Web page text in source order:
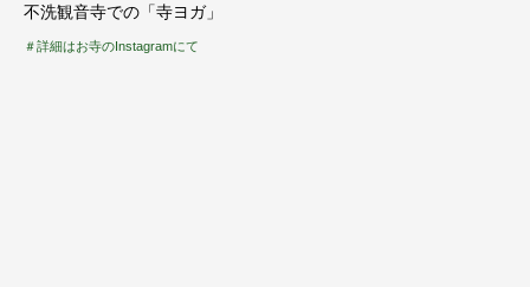
不洗観音寺での「寺ヨガ」
＃詳細はお寺のInstagramにて